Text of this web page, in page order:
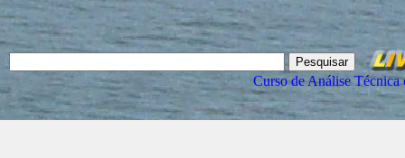
Curso de Análise Técnica